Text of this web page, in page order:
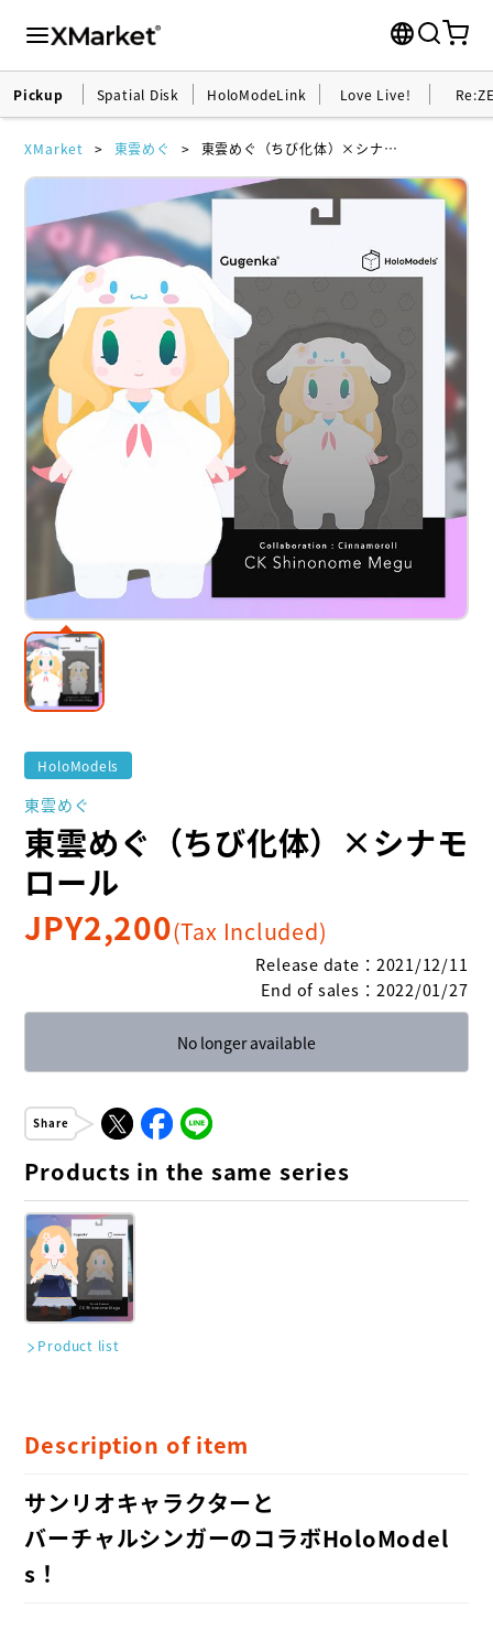
Pickup Spatial Disk HoloModeLink Love Live!
XMarket 東雲めぐ 東雲めぐ（ちび化体）×シナモロール
HoloModels
東雲めぐ
東雲めぐ（ちび化体）×シナモ
ロール
JPY2,200(Tax Included)
Release date ： 2021/12/11
End of sales ： 2022/01/27
No longer available
Share
Products in the same series
Product list
Description of item
サンリオキャラクターと
バーチャルシンガーのコラボHoloModel
s！